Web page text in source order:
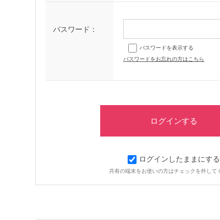
パスワード：
パスワードを表示する
パスワードをお忘れの方はこちら
ログインしたままにする
共有の端末をお使いの方はチェックを外して